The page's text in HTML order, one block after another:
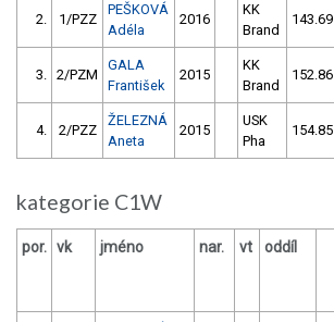
2. 1/PZZ
PEŠKOVÁ
Adéla
2016
KK
Brand
143.69
3. 2/PZM
GALA
František
2015
KK
Brand
152.86
4. 2/PZZ
ŽELEZNÁ
Aneta
2015
USK
Pha
154.85
kategorie C1W
por. vk jméno nar. vt oddíl